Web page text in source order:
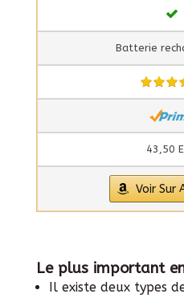
Batterie
43,50
Voir Sur
Le plus important
Il existe deux types